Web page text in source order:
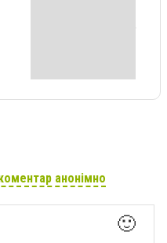
анонімно
🙂